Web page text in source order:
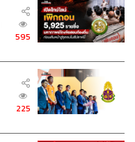
595
225